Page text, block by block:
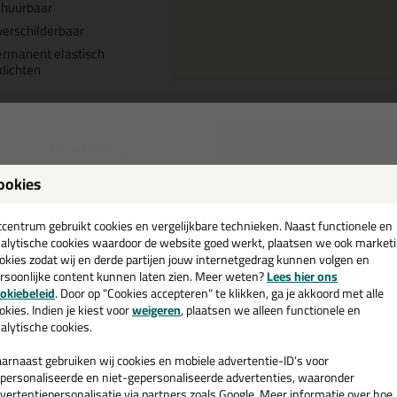
elastisch
221 300ml in Lichtgrijs
je kit in een specifieke kleur? Gevonden! Deze lijmkit Sikaflex 221
toepassingen. Een duurzame en veelzijdige kit welke
met gegarandeerd een topresultaat. Bestel de Sikaflex 221 300ml
besteld = morgen in huis.
je meer weten over de toepassing en kenmerken van dit product?
gebruikt cookies en vergelijkbare technieken. Naast functionele en
cookies waardoor de website goed werkt, plaatsen we ook
zodat wij en derde partijen jouw internetgedrag kunnen volgen en
content kunnen laten zien. Meer weten?Lees hier ons
. Door op "Cookies accepteren" te klikken, ga je akkoord met alle
Indien je kiest voorweigeren, plaatsen we alleen functionele en
cookies.
gebruiken wij cookies en mobiele advertentie-ID’s voor
en niet-gepersonaliseerde advertenties, waaronder
💚
en ontvang een
€35,-bij je eerste bestelling!